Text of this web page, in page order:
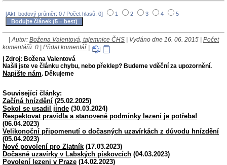
[Akt. bodový průměr: 0 / Počet hlasů: 0] 1 2 3 4 5
| Autor: Božena Valentová, tajemnice ČHS | Vydáno dne 16. 06. 2015 | Počet
komentářů: 0 | Přidat komentář|
| Zdroj: Božena Valentová
Našli jste ve článku chybu, nebo překlep? Budeme vděční za upozornění.
Napište nám. Děkujeme
Související články:
Začíná hnízdění (25.02.2025)
Sokol se usadil jinde (30.03.2024)
Respektovat pravidla a stanovené podmínky lezení je potřeba!
(06.04.2023)
Velikonoční připomenutí o dočasných uzavírkách z důvodu hnízdění
(05.04.2023)
Nové povolení pro Zlatník (17.03.2023)
Dočasné uzavírky v Labských pískovcích (04.03.2023)
Povolení lezeni v Praze (14.02.2023)